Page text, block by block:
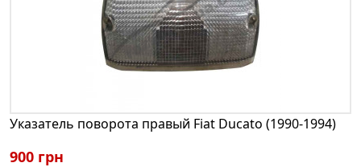
Указатель поворота правый Fiat Ducato (1990-1994)
900 грн